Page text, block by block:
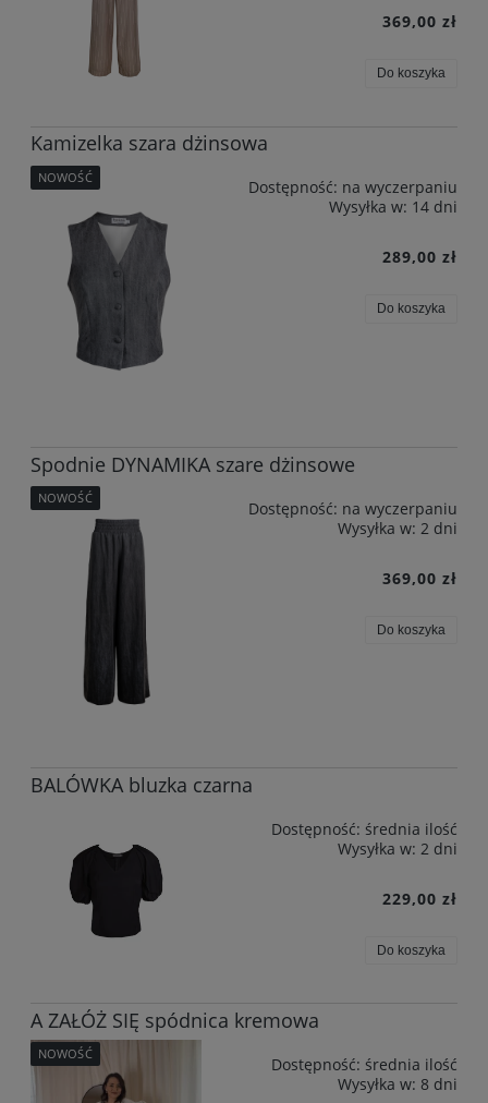
369,00 zł
Do koszyka
Kamizelka szara dżinsowa
Dostępność: na wyczerpaniu
Wysyłka w: 14 dni
289,00 zł
Do koszyka
NOWOŚĆ
Spodnie DYNAMIKA szare dżinsowe
Dostępność: na wyczerpaniu
Wysyłka w: 2 dni
369,00 zł
Do koszyka
NOWOŚĆ
BALÓWKA bluzka czarna
Dostępność: średnia ilość
Wysyłka w: 2 dni
229,00 zł
Do koszyka
A ZAŁÓŻ SIĘ spódnica kremowa
Dostępność: średnia ilość
Wysyłka w: 8 dni
NOWOŚĆ